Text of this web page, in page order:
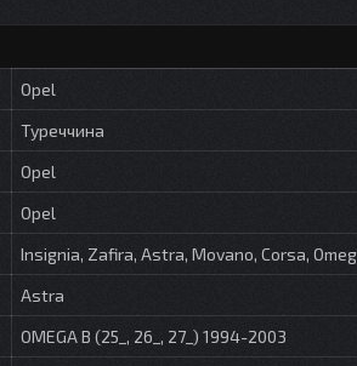
Opel
Туреччина
Opel
Opel
Insignia, Zafira, Astra, Movano, Corsa,
Astra
OMEGA B (25_, 26_, 27_) 1994-2003